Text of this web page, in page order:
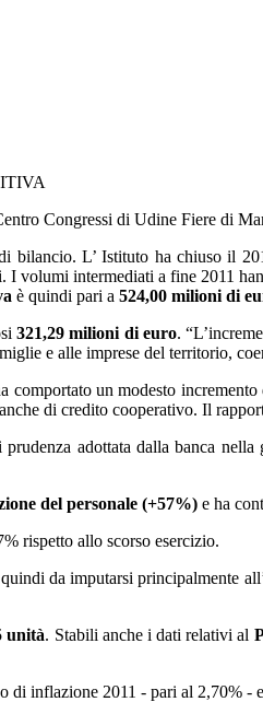
Congressi di Udine Fiere di
bilancio. L’ Istituto ha chiuso il
volumi intermediati a fine 2011
è quindi pari a 524,00 milioni di
321,29 milioni di euro.
e alle imprese del territorio,
un modesto
di credito cooperativo. Il
prudenza adottata dalla banca
del personale (+57%) e ha
rispetto allo scorso esercizio.
da imputarsi principalmente
unità. Stabili anche i dati relativi al
inflazione 2011 - pari al 2,70% -